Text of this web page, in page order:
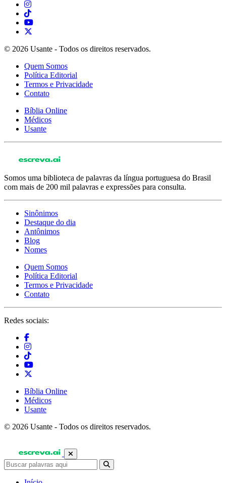
© 2026 Usante - Todos os direitos reservados.
Quem Somos
Política Editorial
Termos e Privacidade
Contato
Bíblia Online
Médicos
Usante
Somos uma biblioteca de palavras da língua portuguesa do Brasil
com mais de 200 mil palavras e expressões para consulta.
Sinônimos
Destaque do dia
Antônimos
Blog
Nomes
Quem Somos
Política Editorial
Termos e Privacidade
Contato
Redes sociais:
Bíblia Online
Médicos
Usante
© 2026 Usante - Todos os direitos reservados.